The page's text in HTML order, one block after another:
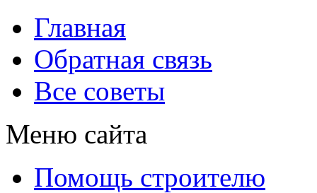
Главная
Обратная связь
Все советы
Меню сайта
Помощь строителю